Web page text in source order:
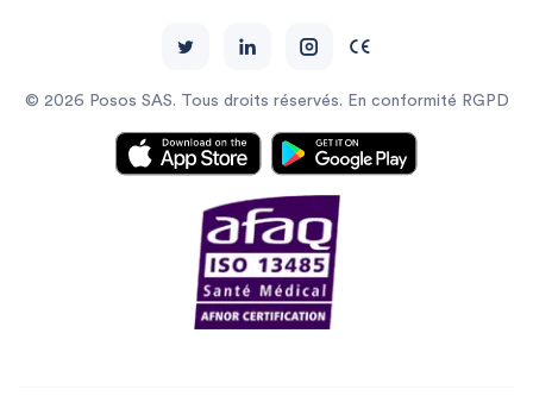
© 2026 Posos SAS. Tous droits réservés. En conformité RGPD